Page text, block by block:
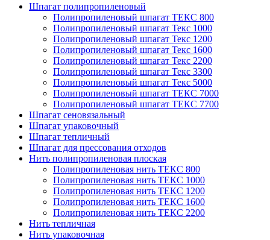
Шпагат полипропиленовый
Полипропиленовый шпагат ТЕКС 800
Полипропиленовый шпагат Текс 1000
Полипропиленовый шпагат Текс 1200
Полипропиленовый шпагат Текс 1600
Полипропиленовый шпагат Текс 2200
Полипропиленовый шпагат Текс 3300
Полипропиленовый шпагат Текс 5000
Полипропиленовый шпагат ТЕКС 7000
Полипропиленовый шпагат ТЕКС 7700
Шпагат сеновязальный
Шпагат упаковочный
Шпагат тепличный
Шпагат для прессования отходов
Нить полипропиленовая плоская
Полипропиленовая нить ТЕКС 800
Полипропиленовая нить ТЕКС 1000
Полипропиленовая нить ТЕКС 1200
Полипропиленовая нить ТЕКС 1600
Полипропиленовая нить ТЕКС 2200
Нить тепличная
Нить упаковочная